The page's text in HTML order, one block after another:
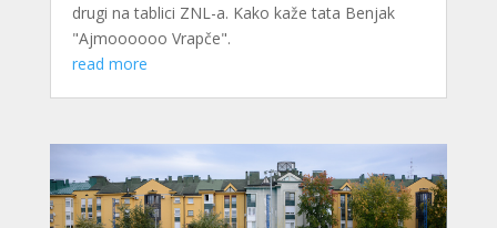
drugi na tablici ZNL-a. Kako kaže tata Benjak
"Ajmoooooo Vrapče".
read more